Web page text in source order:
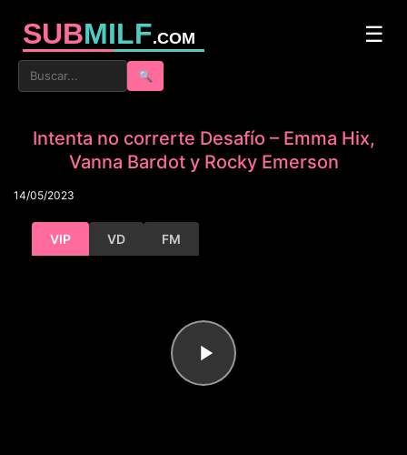
SUBMILF.COM ☰
🔍
Intenta no correrte Desafío – Emma Hix,
Vanna Bardot y Rocky Emerson
14/05/2023
VIP VD FM